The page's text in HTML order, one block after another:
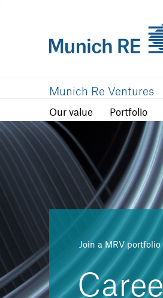
Munich Re Ventures
Our value Portfolio
Join a MRV